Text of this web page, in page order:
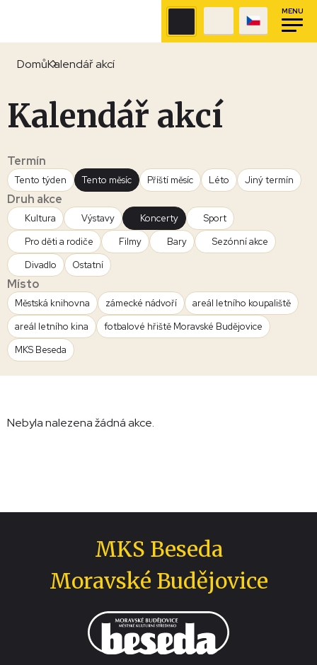
MENU
DomůKalendář akcí
Kalendář akcí
Termín
Tento týden Tento měsíc Příští měsíc Léto Jiný termín
Druh akce
Kultura Výstavy Koncerty
Sport
Pro děti a rodiče
Filmy Bary
Sezónní akce
Divadlo
Ostatní
Místo
Městská knihovna zámecké nádvoří
areál letního koupaliště
areál letního kina
fotbalové hřiště Moravské Budějovice
MKS Beseda
Nebyla nalezena žádná akce.
MKS Beseda
Moravské Budějovice